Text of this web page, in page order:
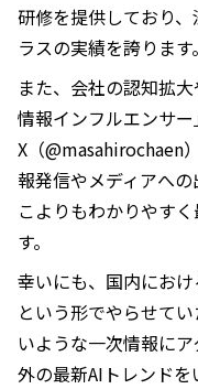
研修を提供しており
ラスの実績を誇ります。
また、会社の認知拡
情報インフルエンサー
X（@masahirochaen
報発信やメディアへ
こよりもわかりやす
す。
幸いにも、国内にお
という形でやらせて
いような一次情報に
外の最新AIトレンド